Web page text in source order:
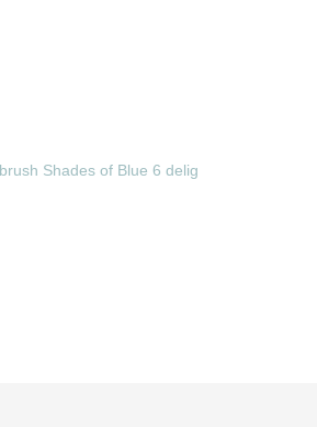
Shades of Blue 6 delig